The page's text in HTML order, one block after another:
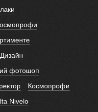
Дизайн
фотошоп
Космопрофи
Nivelo